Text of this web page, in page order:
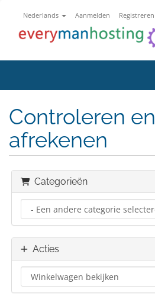
Nederlands Aanmelden Registreren
Controleren en
afrekenen
Categorieën
Acties